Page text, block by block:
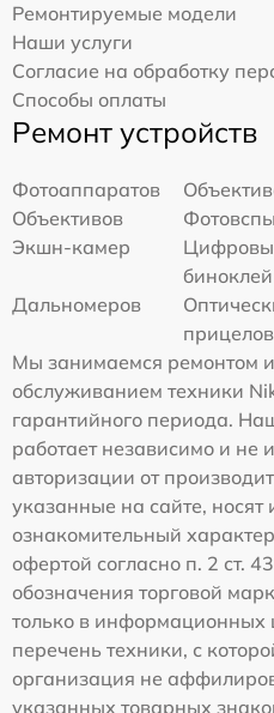
Ремонтируемые модели
Наши услуги
Согласие на обработку
Способы оплаты
Ремонт устройств
Фотоаппаратов
Объективов
Экшн-камер
биноклей
Дальномеров
прицелов
Мы занимаемся ремонтом
обслуживанием техники
гарантийного периода.
работает независимо и не
авторизации от
указанные на сайте, носят
ознакомительный
офертой согласно п. 2 ст.
обозначения торговой
только в информационных
перечень техники, с
организация не
указанных товарных